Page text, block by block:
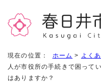
現在の位置： ホーム > よく
人が市役所の手続きで困って
はありますか？